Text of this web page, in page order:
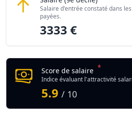
Salaire d'entrée constaté dans
payées.
3333 €
Score de salaire *
Indice évaluant l'attractivité
5.9 / 10